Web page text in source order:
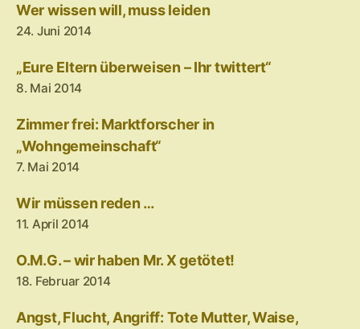
Wer wissen will, muss leiden
24. Juni 2014
„Eure Eltern überweisen – Ihr twittert“
8. Mai 2014
Zimmer frei: Marktforscher in
„Wohngemeinschaft“
7. Mai 2014
Wir müssen reden …
11. April 2014
O.M.G. – wir haben Mr. X getötet!
18. Februar 2014
Angst, Flucht, Angriff: Tote Mutter, Waise,